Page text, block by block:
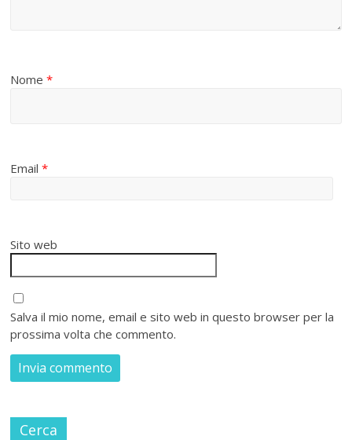
Nome*
Email*
Sito web
Salva il mio nome, email e sito web in questo browser per la
prossima volta che commento.
Cerca